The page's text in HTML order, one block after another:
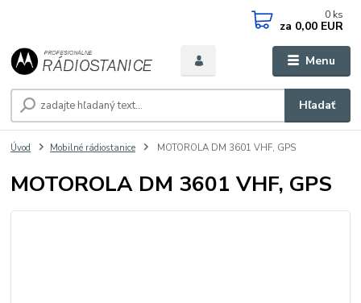
Menu
Hľadať
0 ks
za 0,00 EUR
Úvod Mobilné rádiostanice MOTOROLA DM 3601 VHF, GPS
MOTOROLA DM 3601 VHF, GPS